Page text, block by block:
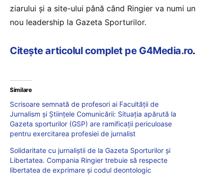
ziarului și a site-ului până când Ringier va numi un
nou leadership la Gazeta Sporturilor.
Citește articolul complet pe G4Media.ro.
Similare
Scrisoare semnată de profesori ai Facultății de
Jurnalism și Științele Comunicării: Situația apărută la
Gazeta sporturilor (GSP) are ramificații periculoase
pentru exercitarea profesiei de jurnalist
Solidaritate cu jurnaliștii de la Gazeta Sporturilor și
Libertatea. Compania Ringier trebuie să respecte
libertatea de exprimare și codul deontologic